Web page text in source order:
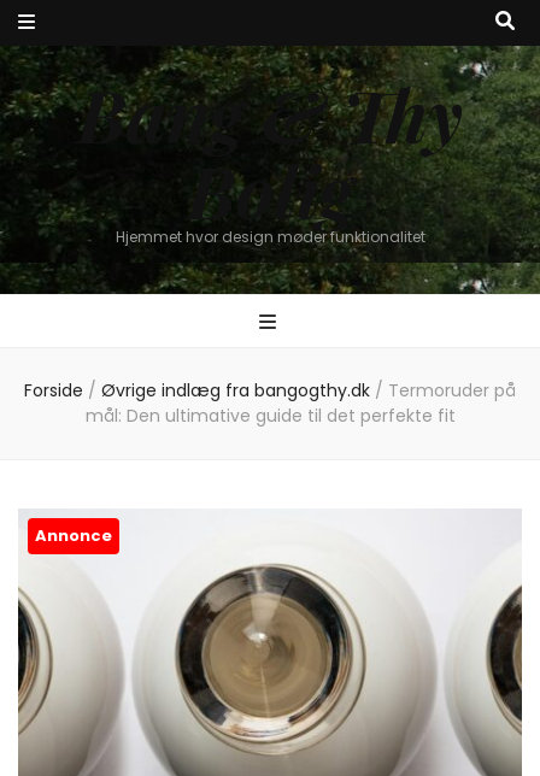
Bang & Thy
Bolig
Hjemmet hvor design møder funktionalitet
Forside / Øvrige indlæg fra bangogthy.dk / Termoruder på
mål: Den ultimative guide til det perfekte fit
Annonce